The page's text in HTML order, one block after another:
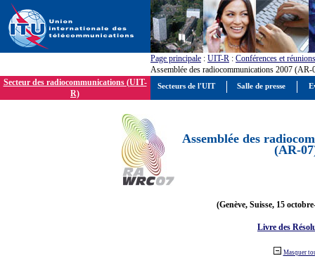
Page principale : UIT-R : Conférences et réunions
Assemblée des radiocommunications 2007 (AR-
Secteur des radiocommunications (UIT-
R)
Assemblée des
(AR-
(Genève, Suisse, 15
Livre des
Masquer
Secteurs de l'UIT Salle de presse